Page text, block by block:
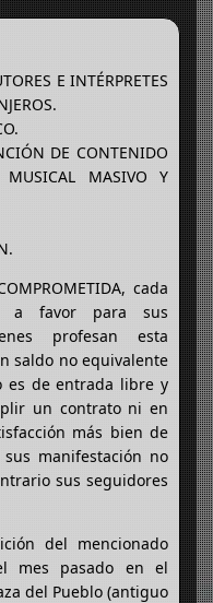
E INTÉRPRETES
DE CONTENIDO
MASIVO Y
cada
a favor para sus
profesan esta
saldo no equivalente
es de entrada libre y
un contrato ni en
más bien de
manifestación no
sus seguidores
del mencionado
mes pasado en el
del Pueblo (antiguo